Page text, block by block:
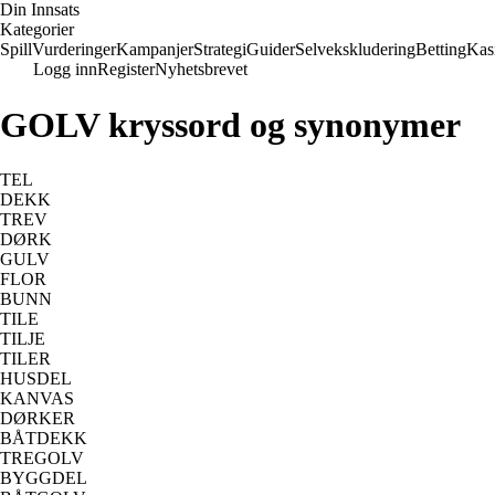
Din Innsats
Kategorier
SpillVurderingerKampanjerStrategiGuiderSelvekskluderingBetting
Logg innRegisterNyhetsbrevet
GOLV kryssord og synonymer
TEL
DEKK
TREV
DØRK
GULV
FLOR
BUNN
TILE
TILJE
TILER
HUSDEL
KANVAS
DØRKER
BÅTDEKK
TREGOLV
BYGGDEL